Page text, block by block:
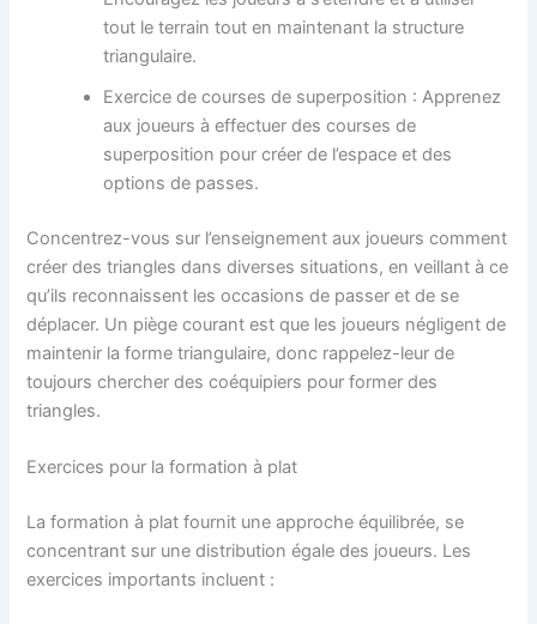
tout le terrain tout en maintenant la structure
triangulaire.
Exercice de courses de superposition : Apprenez
aux joueurs à effectuer des courses de
superposition pour créer de l’espace et des
options de passes.
Concentrez-vous sur l’enseignement aux joueurs comment
créer des triangles dans diverses situations, en veillant à ce
qu’ils reconnaissent les occasions de passer et de se
déplacer. Un piège courant est que les joueurs négligent de
maintenir la forme triangulaire, donc rappelez-leur de
toujours chercher des coéquipiers pour former des
triangles.
Exercices pour la formation à plat
La formation à plat fournit une approche équilibrée, se
concentrant sur une distribution égale des joueurs. Les
exercices importants incluent :